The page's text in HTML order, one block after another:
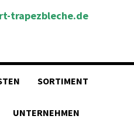
trapezbleche.de
SORTIMENT
UNTERNEHMEN